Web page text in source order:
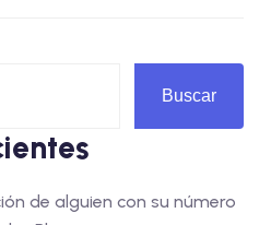
Buscar
de alguien con su número